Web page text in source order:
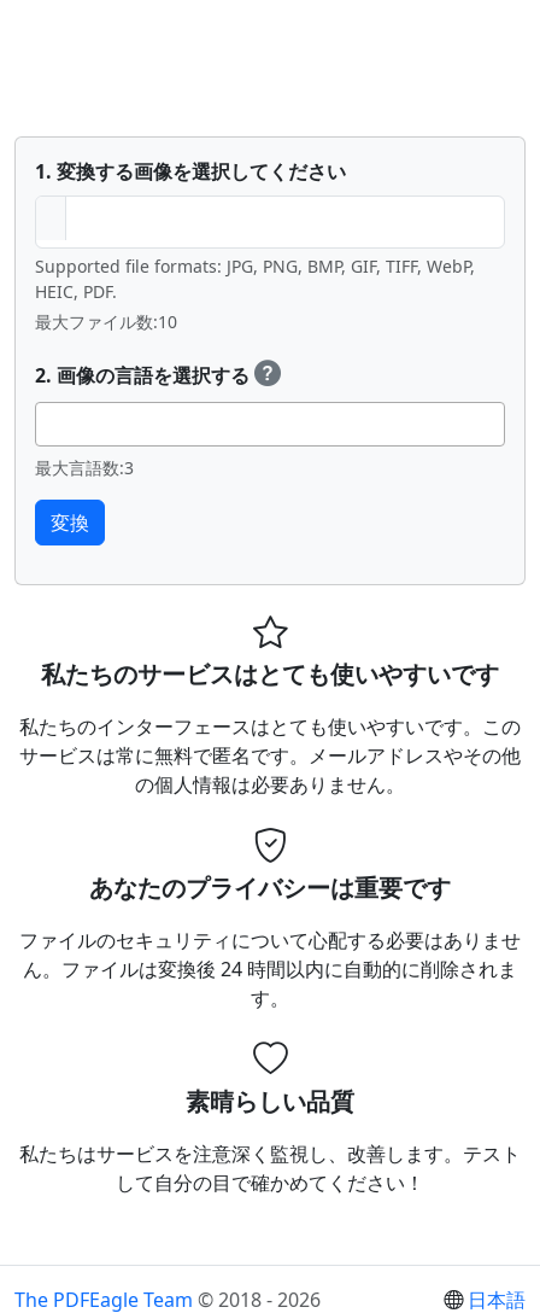
1. 変換する画像を選択してください
Supported file formats: JPG, PNG, BMP, GIF, TIFF, WebP,
HEIC, PDF.
最大ファイル数:10
2. 画像の言語を選択する
最大言語数:3
私たちのサービスはとても使いやすいです
私たちのインターフェースはとても使いやすいです。この
サービスは常に無料で匿名です。メールアドレスやその他
の個人情報は必要ありません。
あなたのプライバシーは重要です
ファイルのセキュリティについて心配する必要はありませ
ん。ファイルは変換後 24 時間以内に自動的に削除されま
す。
素晴らしい品質
私たちはサービスを注意深く監視し、改善します。テスト
して自分の目で確かめてください！
The PDFEagle Team © 2018 - 2026 日本語